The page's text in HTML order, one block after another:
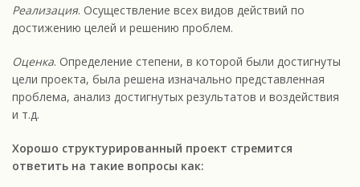
Реализация. Осуществление всех видов действий по
достижению целей и решению проблем.
Оценка. Определение степени, в которой были достигнуты
цели проекта, была решена изначально представленная
проблема, анализ достигнутых результатов и воздействия
и т.д.
Хорошо структурированный проект стремится
ответить на такие вопросы как: